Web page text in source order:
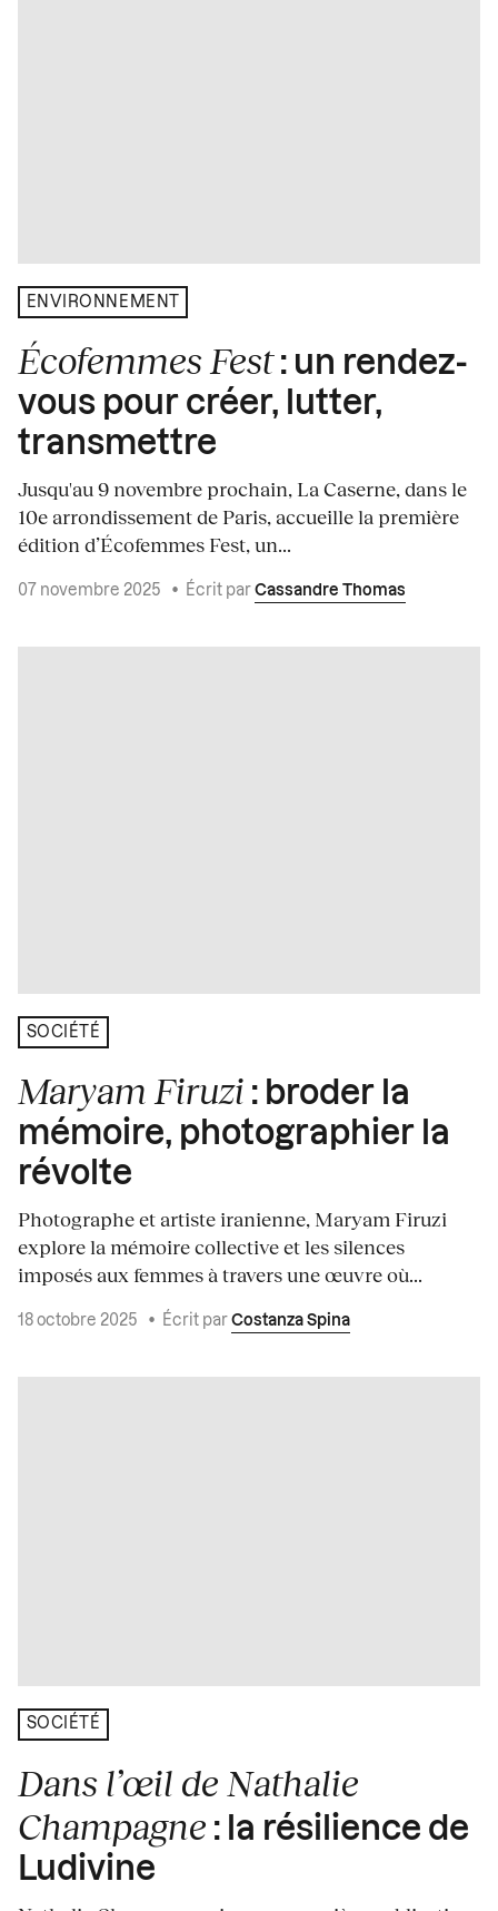
ENVIRONNEMENT
Écofemmes Fest: un rendez-
vous pour créer, lutter,
transmettre
Jusqu'au 9 novembre prochain, La Caserne, dans le
10e arrondissement de Paris, accueille la première
édition d’Écofemmes Fest, un...
07 novembre 2025 • Écrit par Cassandre Thomas
SOCIÉTÉ
Maryam Firuzi : broder la
mémoire, photographier la
révolte
Photographe et artiste iranienne, Maryam Firuzi
explore la mémoire collective et les silences
imposés aux femmes à travers une œuvre où...
18 octobre 2025 • Écrit par Costanza Spina
SOCIÉTÉ
Dans l’œil de Nathalie
Champagne : la résilience de
Ludivine